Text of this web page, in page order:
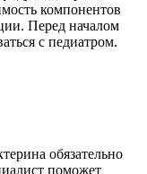
компонентов
Перед началом
с педиатром.
обязательно
поможет